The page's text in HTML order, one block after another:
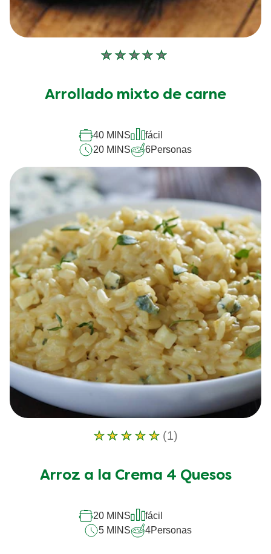
No
enviado
este
recipe
Arrollado mixto de carne
40 MINS
fácil
20 MINS
6Personas
La
de
a
la
Crema
(1)
Arroz a la Crema 4 Quesos
20 MINS
fácil
5 MINS
4Personas